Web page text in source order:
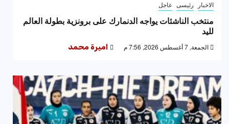
الاخبار رئيسى عاجل
منتخب الناشئات يواجه الدنمارك على برونزية بطولة العالم
لليد
الجمعة, 7 أغسطس 2026, 7:56 م اميرة محمد